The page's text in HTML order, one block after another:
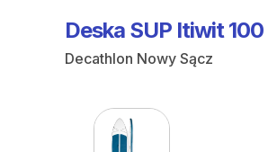
Deska SUP Itiwit 100
Decathlon Nowy Sącz